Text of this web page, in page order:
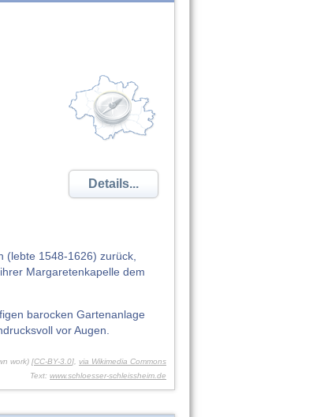
Details...
(lebte 1548-1626) zurück,
Margaretenkapelle dem
barocken Gartenanlage
vor Augen.
work) [CC-BY-3.0], via Wikimedia Commons
Text: www.schloesser-schleissheim.de